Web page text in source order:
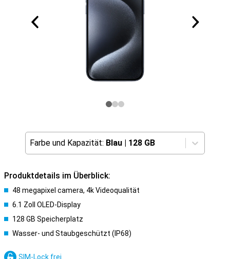
Farbe und Kapazität: Blau | 128 GB
Produktdetails im Überblick:
48 megapixel camera, 4k Videoqualität
6.1 Zoll OLED-Display
128 GB Speicherplatz
Wasser- und Staubgeschützt (IP68)
SIM-Lock frei